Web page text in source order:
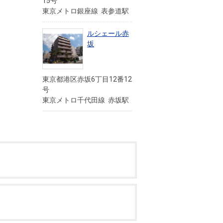
東京メトロ銀座線 表参道駅
ルシェール赤
坂
東京都港区赤坂6丁目12番12
号
東京メトロ千代田線 赤坂駅